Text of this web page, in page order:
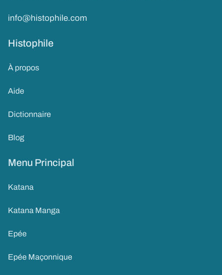
info@histophile.com
Histophile
À propos
Aide
Dictionnaire
Blog
Menu Principal
Katana
Katana Manga
Epée
Epée Maçonnique